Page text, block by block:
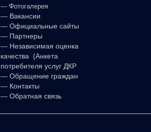
— Фотогалерея
— Вакансии
— Официальные сайты
— Партнеры
— Независимая оценка
качества (Анкета
потребителя услуг ДКР
— Обращение граждан
— Контакты
— Обратная связь